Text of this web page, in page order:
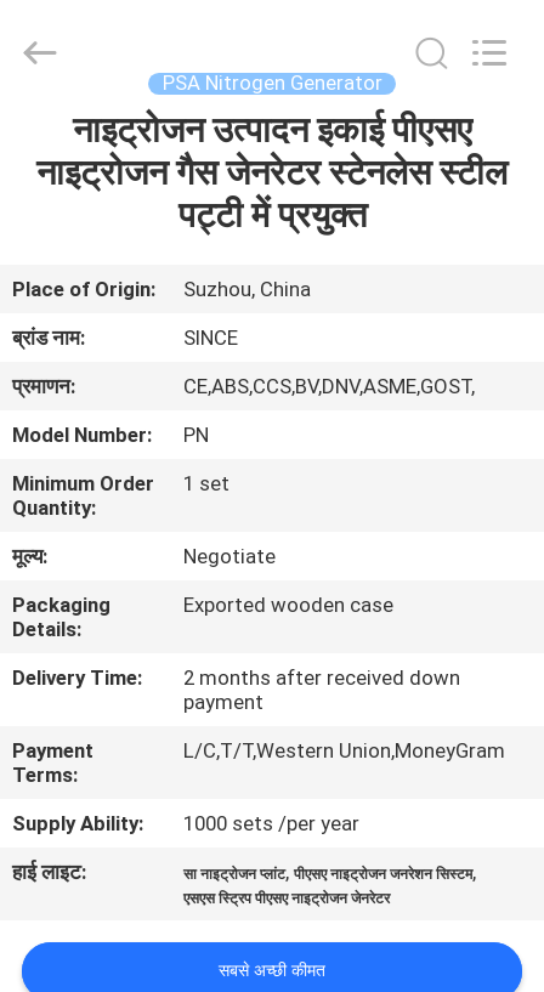
हमारे
बारे
में
कारखाना
दौरा
गुणवत्ता
नियंत्रण
हमसे
संपर्क
करें
समाचार
मामले
Technology
Co.,Ltd.
PSA Nitrogen Generator
नाइट्रोजन उत्पादन इकाई पीएसए
नाइट्रोजन गैस जेनरेटर स्टेनलेस स्टील
पट्टी में प्रयुक्त
Place of Origin:
Suzhou, China
ब्रांड नाम:
SINCE
प्रमाणन:
CE,ABS,CCS,BV,DNV,ASME,GOST,
Model Number:
PN
Minimum Order
Quantity:
1 set
मूल्य:
Negotiate
Packaging
Details:
Exported wooden case
Delivery Time:
2 months after received down
payment
Payment
Terms:
L/C,T/T,Western Union,MoneyGram
Supply Ability:
1000 sets /per year
हाई लाइट:
सा नाइट्रोजन प्लांट,पीएसए नाइट्रोजन जनरेशन सिस्टम,
एसएस स्ट्रिप पीएसए नाइट्रोजन जेनरेटर
सबसे अच्छी कीमत